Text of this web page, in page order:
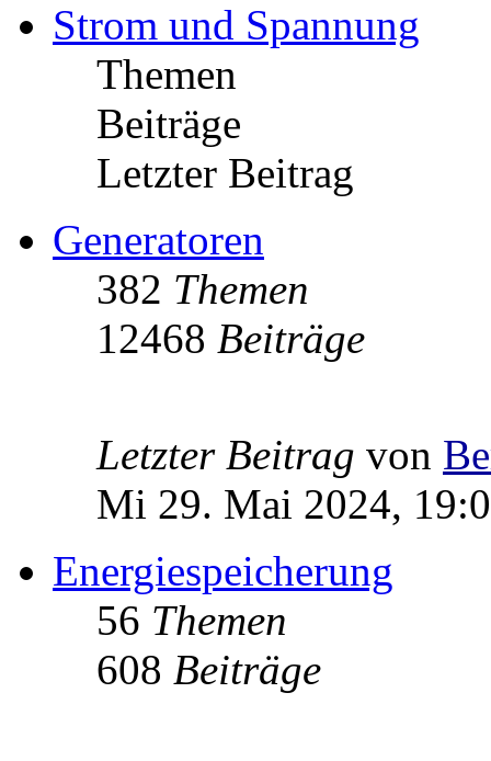
Strom und Spannung
Themen
Beiträge
Letzter Beitrag
Generatoren
382 Themen
12468 Beiträge
Letzter Beitrag von
Mi 29. Mai 2024,
Energiespeicherung
56 Themen
608 Beiträge